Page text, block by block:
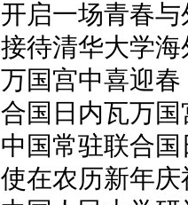
开启一场青春
接待清华大学海
万国宫中喜迎
合国日内瓦万国
中国常驻联合
使在农历新年庆